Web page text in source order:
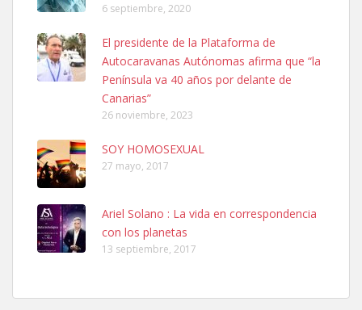
Ninfa perdida
El día 5 se los perdió una ninfa papillera, asustada tiene miedo a la
calle, se perdió por la zon...
Leales.org » Gran Canaria
6.7.2025
Adopcion
Busco casa de acogida para mi perrita ya que por temas de trabajo
no la puedo tener. Solo gente r...
6 septiembre, 2020
El presidente de la Plataforma de
Autocaravanas Autónomas afirma que “la
Península va 40 años por delante de
Canarias”
26 noviembre, 2023
SOY HOMOSEXUAL
27 mayo, 2017
Ariel Solano : La vida en correspondencia
con los planetas
13 septiembre, 2017